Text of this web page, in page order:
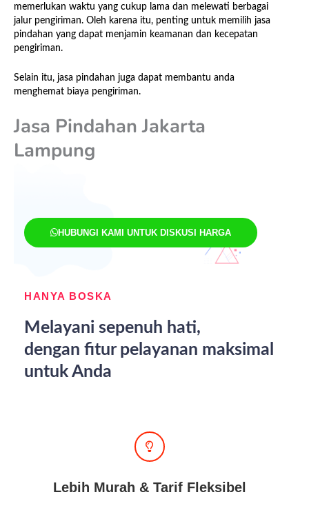
memerlukan waktu yang cukup lama dan melewati berbagai
jalur pengiriman. Oleh karena itu, penting untuk memilih jasa
pindahan yang dapat menjamin keamanan dan kecepatan
pengiriman.
Selain itu, jasa pindahan juga dapat membantu anda
menghemat biaya pengiriman.
Jasa Pindahan Jakarta
Lampung
HUBUNGI KAMI UNTUK DISKUSI HARGA
HANYA BOSKA
Melayani sepenuh hati,
dengan fitur pelayanan maksimal
untuk Anda
Lebih Murah & Tarif Fleksibel